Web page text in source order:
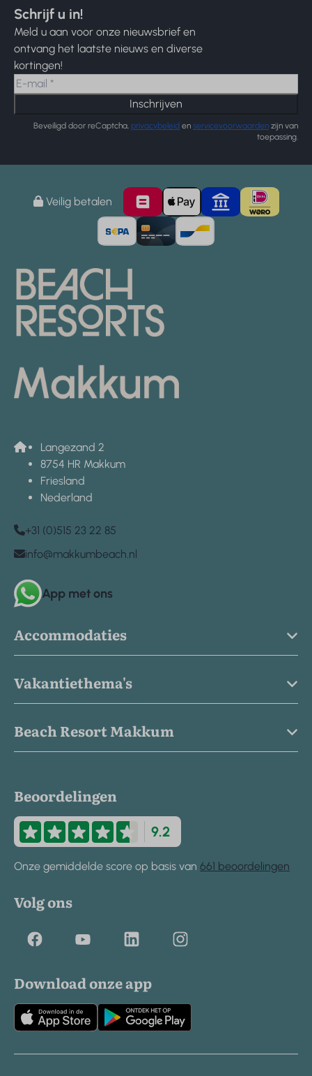
Schrijf u in!
Meld u aan voor onze nieuwsbrief en
ontvang het laatste nieuws en diverse
kortingen!
Inschrijven
Beveiligd door reCaptcha, privacybeleid en servicevoorwaarden zijn van
toepassing.
Veilig betalen
Langezand 2
8754 HR Makkum
Friesland
Nederland
+31 (0)515 23 22 85
info@makkumbeach.nl
App met ons
Accommodaties
Vakantiethema's
Beach Resort Makkum
Beoordelingen
9.2
Onze gemiddelde score op basis van 661 beoordelingen
Volg ons
Download onze app